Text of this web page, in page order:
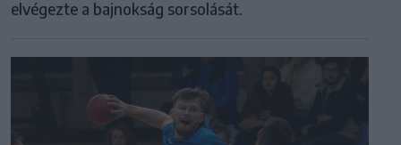
elvégezte a bajnokság sorsolását.